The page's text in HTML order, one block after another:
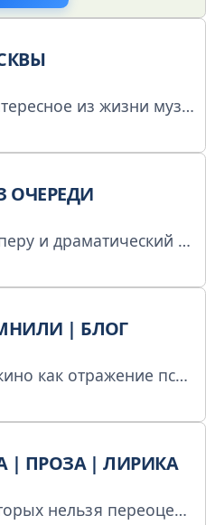
Все самое интересное из жизни музеев Москвы
ОЧЕРЕДИ
Про балет, оперу и драматический театр от Гали Головановой-Дворянкиной @galinaballet Театральный клуб НЕ ДЛЯ ГАЛОЧКИ
| БЛОГ
Психология кино как отражение психологии времени. Авторский блог По рекламе @Frostnik1 PR @nickmedia1 @IrinaDor08 @Spiral_Yuri РКН https://clck.ru/3GRoeW Биржа https://telega.in/channels/chtobypom/card Копирование материалов только в виде репостов!
| ПРОЗА | ЛИРИКА
Важность которых нельзя переоценить По вопросам рекламы: @Dashka_Fomina Зарегистрирован в РКН: https://www.gosuslugi.ru/snet/6791ac7ea0ce00512849df18